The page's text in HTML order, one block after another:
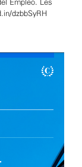
Empleo. Les
dzbbSyRH